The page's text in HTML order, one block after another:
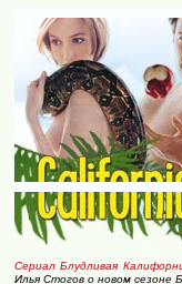
Сериал Блудливая
Илья Стогов о новом сезоне